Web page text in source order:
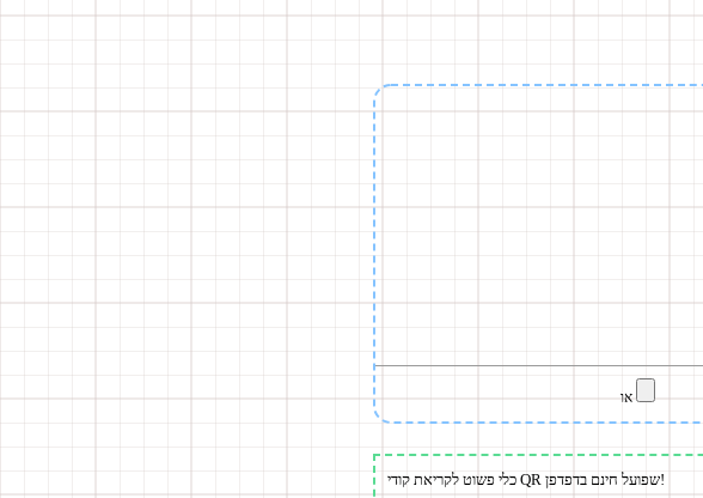
או
כלי פשוט לקריאת קודי QR שפועל חינם בדפדפן!